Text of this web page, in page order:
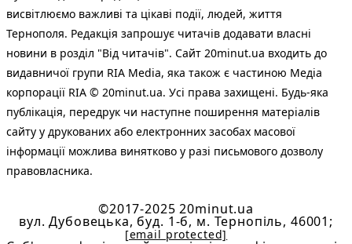
висвітлюємо важливі та цікаві події, людей, життя
Тернополя. Редакція запрошує читачів додавати власні
новини в розділ "Від читачів". Сайт 20minut.ua входить до
видавничої групи RIA Media, яка також є частиною Медіа
корпорації RIA © 20minut.ua. Усі права захищені. Будь-яка
публiкацiя, передрук чи наступне поширення матеріалів
сайту у друкованих або електронних засобах масової
інформації можлива винятково у разі письмового дозволу
правовласника.
©2017-2025 20minut.ua
вул. Дубовецька, буд. 1-б, м. Тернопіль, 46001;
[email protected]